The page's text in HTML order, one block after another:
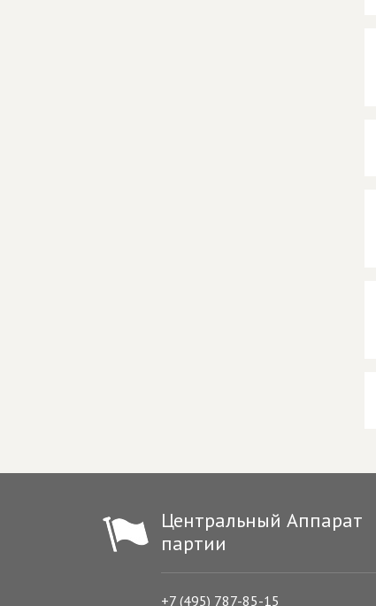
Центральный Аппарат
партии
+7 (495) 787-85-15